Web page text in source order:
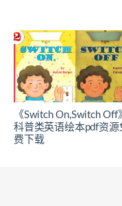
《Switch On,Switch Off
科普类英语绘本pdf资源
费下载